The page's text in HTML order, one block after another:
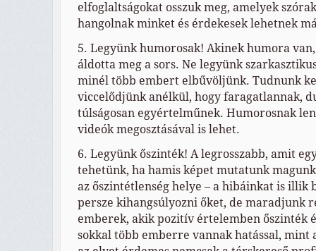
elfoglaltságokat osszuk meg, amelyek
hangolnak minket és érdekesek lehetnek
5. Legyünk humorosak! Akinek humora
áldotta meg a sors. Ne legyünk
minél több embert elbűvöljünk. Tudnunk
viccelődjünk anélkül, hogy faragatlannak,
túlságosan egyértelműnek. Humorosnak
videók megosztásával is lehet.
6. Legyünk őszinték! A legrosszabb, amit
tehetünk, ha hamis képet mutatunk
az őszintétlenség helye – a hibáinkat is illik
persze kihangsúlyozni őket, de maradjunk
emberek, akik pozitív értelemben őszinték
sokkal több emberre vannak hatással, mint